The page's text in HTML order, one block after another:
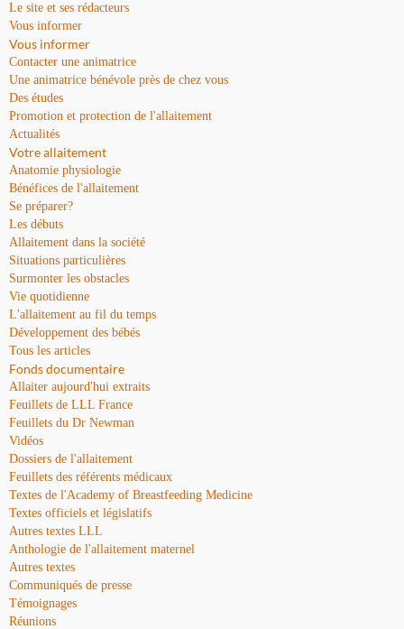
Le site et ses rédacteurs
Vous informer
Vous informer
Contacter une animatrice
Une animatrice bénévole près de chez vous
Des études
Promotion et protection de l'allaitement
Actualités
Votre allaitement
Anatomie physiologie
Bénéfices de l'allaitement
Se préparer?
Les débuts
Allaitement dans la société
Situations particulières
Surmonter les obstacles
Vie quotidienne
L'allaitement au fil du temps
Développement des bébés
Tous les articles
Fonds documentaire
Allaiter aujourd'hui extraits
Feuillets de LLL France
Feuillets du Dr Newman
Vidéos
Dossiers de l'allaitement
Feuillets des référents médicaux
Textes de l'Academy of Breastfeeding Medicine
Textes officiels et législatifs
Autres textes LLL
Anthologie de l'allaitement maternel
Autres textes
Communiqués de presse
Témoignages
Réunions